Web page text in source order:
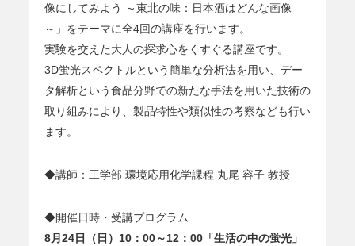
像にしてみよう ～東北の味：日本酒はどんな画像
～」をテーマに全4回の講座を行います。
実験を交えた大人の探求心をくすぐる講座です。
3D蛍光スペクトルという簡単な分析法を用い、デー
タ解析という食品分野での新たな手法を用いた技術の
取り組みにより、製品特性や類似性の考察なども行い
ます。
◆講師：工学部 環境応用化学課程 丸尾 容子 教授
◆開催日時・受講プログラム
8月24日（日）10：00～12：00「生活の中の蛍光」